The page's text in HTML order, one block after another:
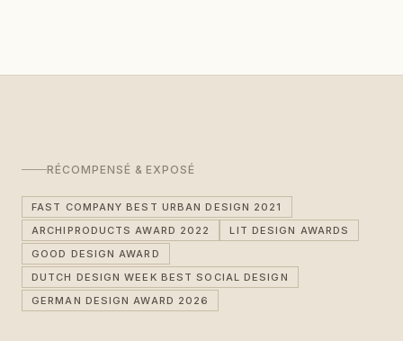
RÉCOMPENSÉ & EXPOSÉ
FAST COMPANY BEST URBAN DESIGN 2021
ARCHIPRODUCTS AWARD 2022
LIT DESIGN AWARDS
GOOD DESIGN AWARD
DUTCH DESIGN WEEK BEST SOCIAL DESIGN
GERMAN DESIGN AWARD 2026